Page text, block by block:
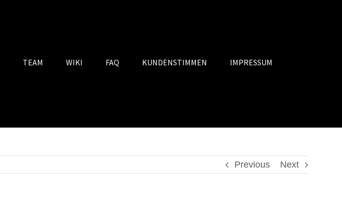
TEAM WIKI FAQ KUNDENSTIMMEN IMPRESSUM
Previous Next